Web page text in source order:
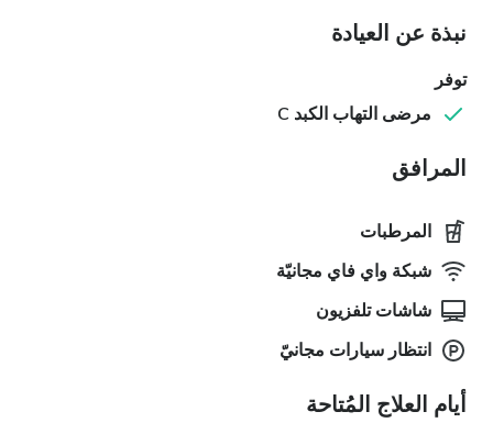
نبذة عن العيادة
توفر
مرضى التهاب الكبد C
المرافق
المرطبات
شبكة واي فاي مجانيّة
شاشات تلفزيون
انتظار سيارات مجانيّ
أيام العلاج المُتاحة